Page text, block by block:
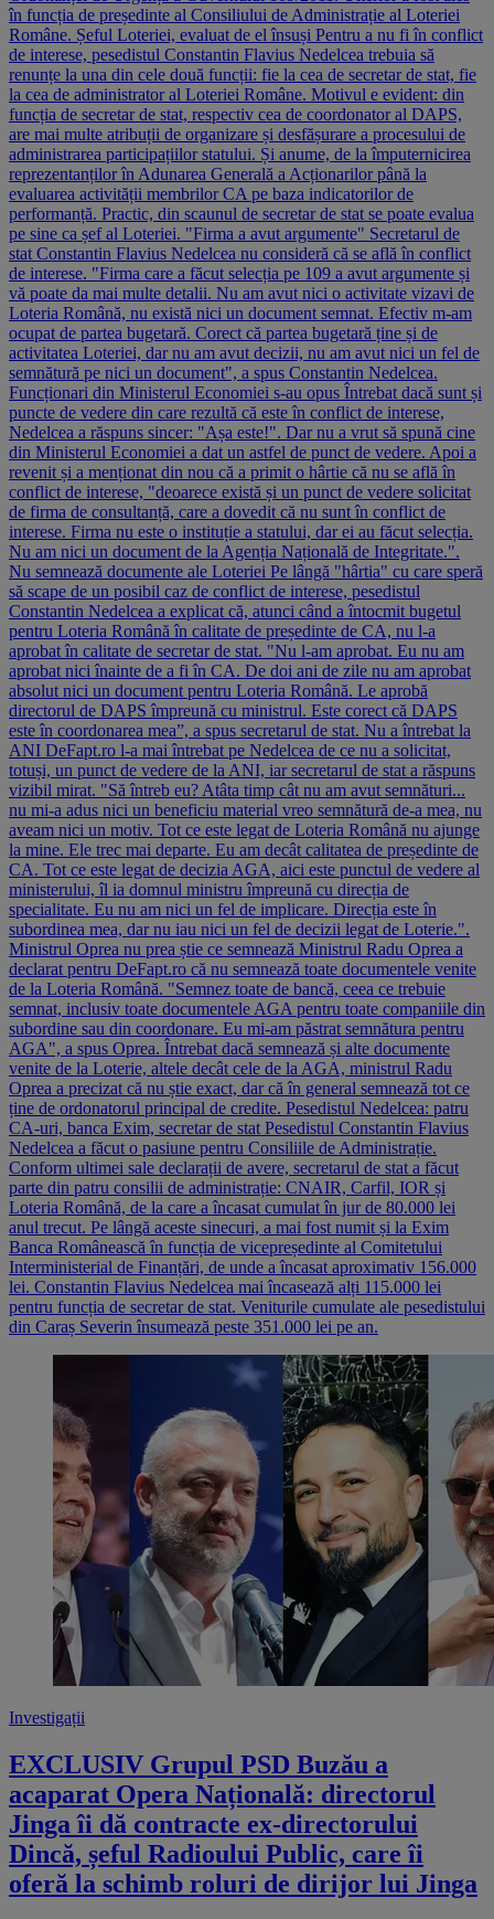
în funcția de președinte al Consiliului de Administrație al Loteriei
Române. Șeful Loteriei, evaluat de el însuși Pentru a nu fi în conflict
de interese, pesedistul Constantin Flavius Nedelcea trebuia să
renunțe la una din cele două funcții: fie la cea de secretar de stat, fie
la cea de administrator al Loteriei Române. Motivul e evident: din
funcția de secretar de stat, respectiv cea de coordonator al DAPS,
are mai multe atribuții de organizare și desfășurare a procesului de
administrarea participațiilor statului. Și anume, de la împuternicirea
reprezentanților în Adunarea Generală a Acționarilor până la
evaluarea activității membrilor CA pe baza indicatorilor de
performanță. Practic, din scaunul de secretar de stat se poate evalua
pe sine ca șef al Loteriei. "Firma a avut argumente" Secretarul de
stat Constantin Flavius Nedelcea nu consideră că se află în conflict
de interese. "Firma care a făcut selecția pe 109 a avut argumente și
vă poate da mai multe detalii. Nu am avut nici o activitate vizavi de
Loteria Română, nu există nici un document semnat. Efectiv m-am
ocupat de partea bugetară. Corect că partea bugetară ține și de
activitatea Loteriei, dar nu am avut decizii, nu am avut nici un fel de
semnătură pe nici un document", a spus Constantin Nedelcea.
Funcționari din Ministerul Economiei s-au opus Întrebat dacă sunt și
puncte de vedere din care rezultă că este în conflict de interese,
Nedelcea a răspuns sincer: "Așa este!". Dar nu a vrut să spună cine
din Ministerul Economiei a dat un astfel de punct de vedere. Apoi a
revenit și a menționat din nou că a primit o hârtie că nu se află în
conflict de interese, "deoarece există și un punct de vedere solicitat
de firma de consultanță, care a dovedit că nu sunt în conflict de
interese. Firma nu este o instituție a statului, dar ei au făcut selecția.
Nu am nici un document de la Agenția Națională de Integritate.".
Nu semnează documente ale Loteriei Pe lângă "hârtia" cu care speră
să scape de un posibil caz de conflict de interese, pesedistul
Constantin Nedelcea a explicat că, atunci când a întocmit bugetul
pentru Loteria Română în calitate de președinte de CA, nu l-a
aprobat în calitate de secretar de stat. "Nu l-am aprobat. Eu nu am
aprobat nici înainte de a fi în CA. De doi ani de zile nu am aprobat
absolut nici un document pentru Loteria Română. Le aprobă
directorul de DAPS împreună cu ministrul. Este corect că DAPS
este în coordonarea mea”, a spus secretarul de stat. Nu a întrebat la
ANI DeFapt.ro l-a mai întrebat pe Nedelcea de ce nu a solicitat,
totuși, un punct de vedere de la ANI, iar secretarul de stat a răspuns
vizibil mirat. "Să întreb eu? Atâta timp cât nu am avut semnături...
nu mi-a adus nici un beneficiu material vreo semnătură de-a mea, nu
aveam nici un motiv. Tot ce este legat de Loteria Română nu ajunge
la mine. Ele trec mai departe. Eu am decât calitatea de președinte de
CA. Tot ce este legat de decizia AGA, aici este punctul de vedere al
ministerului, îl ia domnul ministru împreună cu direcția de
specialitate. Eu nu am nici un fel de implicare. Direcția este în
subordinea mea, dar nu iau nici un fel de decizii legat de Loterie.".
Ministrul Oprea nu prea știe ce semnează Ministrul Radu Oprea a
declarat pentru DeFapt.ro că nu semnează toate documentele venite
de la Loteria Română. "Semnez toate de bancă, ceea ce trebuie
semnat, inclusiv toate documentele AGA pentru toate companiile din
subordine sau din coordonare. Eu mi-am păstrat semnătura pentru
AGA", a spus Oprea. Întrebat dacă semnează și alte documente
venite de la Loterie, altele decât cele de la AGA, ministrul Radu
Oprea a precizat că nu știe exact, dar că în general semnează tot ce
ține de ordonatorul principal de credite. Pesedistul Nedelcea: patru
CA-uri, banca Exim, secretar de stat Pesedistul Constantin Flavius
Nedelcea a făcut o pasiune pentru Consiliile de Administrație.
Conform ultimei sale declarații de avere, secretarul de stat a făcut
parte din patru consilii de administrație: CNAIR, Carfil, IOR și
Loteria Română, de la care a încasat cumulat în jur de 80.000 lei
anul trecut. Pe lângă aceste sinecuri, a mai fost numit și la Exim
Banca Românească în funcția de vicepreședinte al Comitetului
Interministerial de Finanțări, de unde a încasat aproximativ 156.000
lei. Constantin Flavius Nedelcea mai încasează alți 115.000 lei
pentru funcția de secretar de stat. Veniturile cumulate ale pesedistului
din Caraș Severin însumează peste 351.000 lei pe an.
Investigații
EXCLUSIV Grupul PSD Buzău a
acaparat Opera Națională: directorul
Jinga îi dă contracte ex-directorului
Dincă, șeful Radioului Public, care îi
oferă la schimb roluri de dirijor lui Jinga